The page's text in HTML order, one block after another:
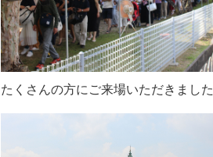
たくさんの方にご来場いただきました